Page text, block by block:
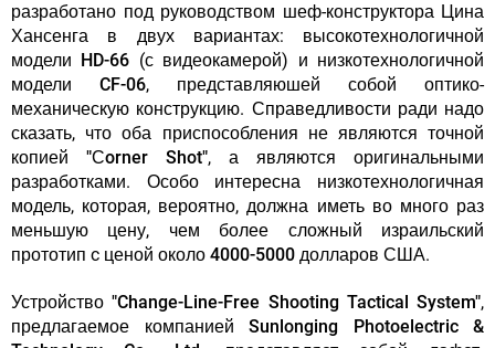
разработано под руководством шеф-конструктора Цина
Хансенга в двух вариантах: высокотехнологичной
модели
HD-66 (с видеокамерой) и низкотехнологичной
модели CF-06, представляюшей собой оптико-
механическую конструкцию. Справедливости ради надо
сказать, что оба приспособления не являются точной
копией "Сorner Shot", а являются оригинальными
разработками. Особо интересна низкотехнологичная
модель, которая, вероятно, должна иметь во много раз
меньшую цену, чем более сложный израильский
прототип c ценой около 4000-5000 долларов США.
Устройство"Change-Line-Free Shooting Tactical System",
предлагаемое компанией Sunlonging Photoelectric &